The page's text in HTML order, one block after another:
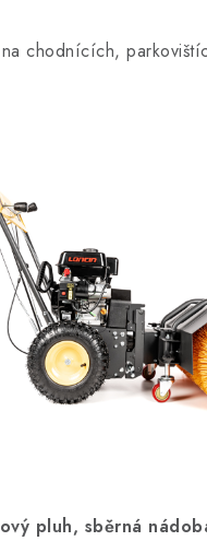
chodnících,
pluh, sběrná